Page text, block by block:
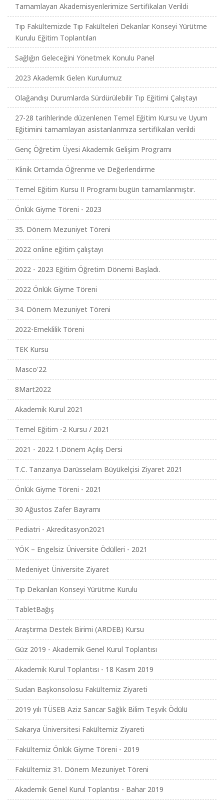
Tamamlayan Akademisyenlerimize Sertifikaları Verildi
Tıp Fakültemizde Tıp Fakülteleri Dekanlar Konseyi Yürütme
Kurulu Eğitim Toplantıları
Sağlığın Geleceğini Yönetmek Konulu Panel
2023 Akademik Gelen Kurulumuz
Olağandışı Durumlarda Sürdürülebilir Tıp Eğitimi Çalıştayı
27-28 tarihlerinde düzenlenen Temel Eğitim Kursu ve Uyum
Eğitimini tamamlayan asistanlarımıza sertifikaları verildi
Genç Öğretim Üyesi Akademik Gelişim Programı
Klinik Ortamda Öğrenme ve Değerlendirme
Temel Eğitim Kursu II Programı bugün tamamlanmıştır.
Önlük Giyme Töreni - 2023
35. Dönem Mezuniyet Töreni
2022 online eğitim çalıştayı
2022 - 2023 Eğitim Öğretim Dönemi Başladı.
2022 Önlük Giyme Töreni
34. Dönem Mezuniyet Töreni
2022-Emeklilik Töreni
TEK Kursu
Masco'22
8Mart2022
Akademik Kurul 2021
Temel Eğitim -2 Kursu / 2021
2021 - 2022 1.Dönem Açılış Dersi
T.C. Tanzanya Darüsselam Büyükelçisi Ziyaret 2021
Önlük Giyme Töreni - 2021
30 Ağustos Zafer Bayramı
Pediatri - Akreditasyon2021
YÖK – Engelsiz Üniversite Ödülleri - 2021
Medeniyet Üniversite Ziyaret
Tıp Dekanları Konseyi Yürütme Kurulu
TabletBağış
Araştırma Destek Birimi (ARDEB) Kursu
Güz 2019 - Akademik Genel Kurul Toplantısı
Akademik Kurul Toplantısı - 18 Kasım 2019
Sudan Başkonsolosu Fakültemiz Ziyareti
2019 yılı TÜSEB Aziz Sancar Sağlık Bilim Teşvik Ödülü
Sakarya Üniversitesi Fakültemiz Ziyareti
Fakültemiz Önlük Giyme Töreni - 2019
Fakültemiz 31. Dönem Mezuniyet Töreni
Akademik Genel Kurul Toplantısı - Bahar 2019